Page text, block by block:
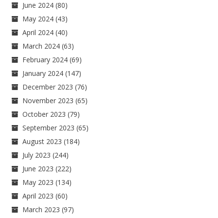
June 2024 (80)
May 2024 (43)
April 2024 (40)
March 2024 (63)
February 2024 (69)
January 2024 (147)
December 2023 (76)
November 2023 (65)
October 2023 (79)
September 2023 (65)
August 2023 (184)
July 2023 (244)
June 2023 (222)
May 2023 (134)
April 2023 (60)
March 2023 (97)